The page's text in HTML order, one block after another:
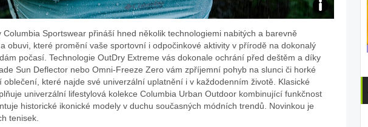
Foto:
Sportswear přináší hned několik technologiemi nabitých a barevně
obuvi, které promění vaše sportovní i odpočinkové aktivity v přírodě na dokonalý
počasí. Technologie OutDry Extreme vás dokonale ochrání před deštěm a díky
Sun Deflector nebo Omni-Freeze Zero vám zpříjemní pohyb na slunci či horké
oblečení, které najde své univerzální uplatnění i v každodenním životě. Klasické
univerzální lifestylová kolekce Columbia Urban Outdoor kombinující funkčnost
historické ikonické modely v duchu současných módních trendů. Novinkou je
tenisek.